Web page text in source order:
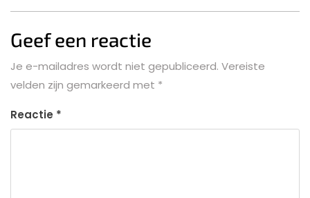
Geef een reactie
Je e-mailadres wordt niet gepubliceerd. Vereiste
velden zijn gemarkeerd met *
Reactie *